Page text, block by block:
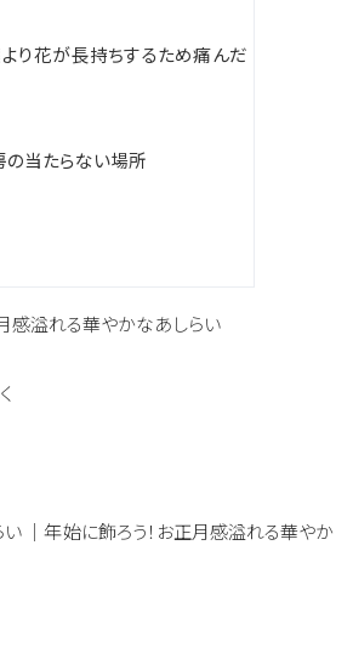
り花が長持ちするため痛んだ
の当たらない場所
感溢れる華やかなあしらい
｜年始に飾ろう！お正月感溢れる華やか